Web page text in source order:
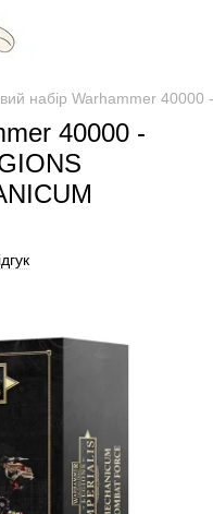
набір Warhammer
40000 -